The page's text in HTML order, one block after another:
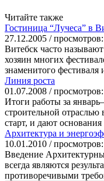
Читайте также
Гостиница “Лучеса” в
27.12.2005 /
Витебск часто
хозяин многих
знаменитого фестиваля
Линия роста
01.07.2008 /
Итоги работы за
строительной
старт, и дают основания
Архитектура и
10.01.2010 /
Введение
всегда являются
противоречивыми